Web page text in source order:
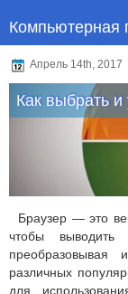
Апрель 14th, 2017
Как выбрать
Браузер — это
чтобы выводить
различных
для